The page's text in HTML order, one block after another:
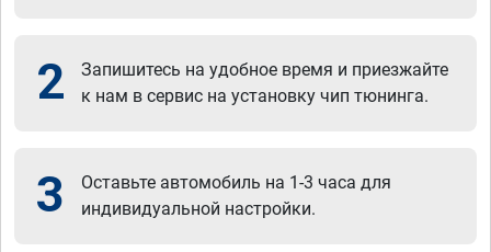
2
Запишитесь на удобное время и приезжайте
к нам в сервис на установку чип тюнинга.
3
Оставьте автомобиль на 1-3 часа для
индивидуальной настройки.